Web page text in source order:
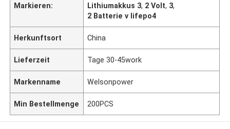
Markieren:
Lithiumakkus 3, 2 Volt, 3,
2 Batterie v lifepo4
Herkunftsort China
Lieferzeit Tage 30-45work
Markenname Welsonpower
Min Bestellmenge 200PCS